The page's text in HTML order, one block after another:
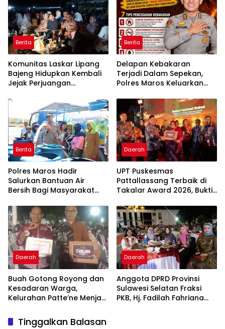
Berita
Komunitas Laskar Lipang
Bajeng Hidupkan Kembali
Jejak Perjuangan
Wabup Takalar: Apresiasi
Bahwa Sejarah Adalah
Warisan yang Tak Ternilai”.
Berita
Delapan Kebakaran
Terjadi Dalam Sepekan,
Polres Maros Keluarkan
Masyarakat
Berita
Polres Maros Hadir
Salurkan Bantuan Air
Bersih Bagi Masyarakat
Di Maros
Daerah
UPT Puskesmas
Pattallassang Terbaik di
Takalar Award 2026, Bukti
Pelayanan Kesehatan
Berkualitas
Daerah
Buah Gotong Royong dan
Kesadaran Warga,
Kelurahan Patte’ne Menjadi
2026
Daerah
Anggota DPRD Provinsi
Sulawesi Selatan Fraksi
PKB, Hj. Fadilah Fahriana
Tinggalkan Balasan